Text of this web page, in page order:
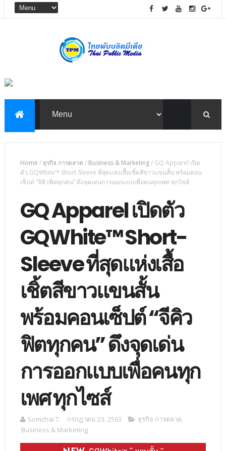
Home / ธุรกิจ การตลาด / Business & Marketing/ GQ Apparel เปิด
ตัว GQWhite™ Short-Sleeve ที่สุดแห่งเสื้อเชิ้ตสีขาวแขนสั้น พร้อมคอน
เซ็ปต์ “จีคิวฟิตทุกคน” ดึงจุดเด่นการออกแบบเพื่อคนทุกเพศ ทุกไซส์
GQ Apparel เปิดตัว
GQWhite™ Short-
Sleeve ที่สุดแห่งเสื้อ
เชิ้ตสีขาวแขนสั้น
พร้อมคอนเซ็ปต์ “จีคิว
ฟิตทุกคน” ดึงจุดเด่น
การออกแบบเพื่อคนทุก
เพศ ทุกไซส์
Somchai T. กรกฎาคม 23, 2563 ธุรกิจ การตลาด,
Business & Marketing